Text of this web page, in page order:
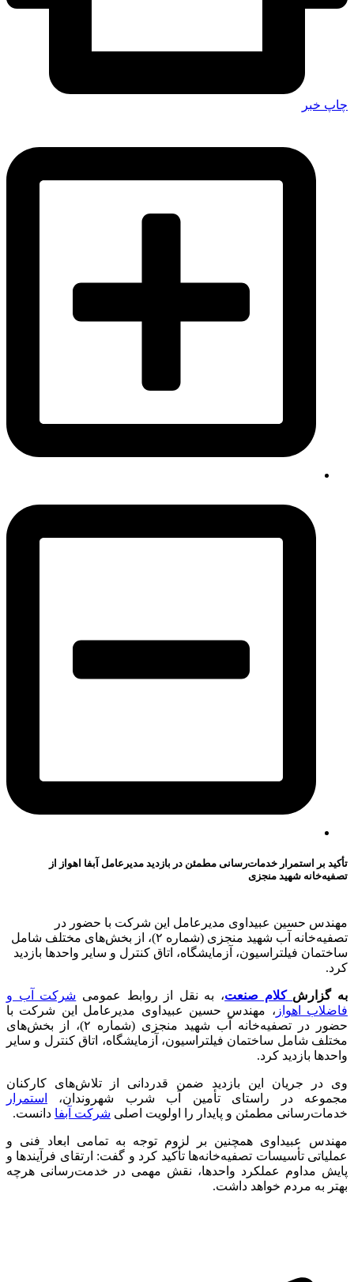
چاپ خبر
تأکید بر استمرار خدمات‌رسانی مطمئن در بازدید مدیرعامل آبفا اهواز از
تصفیه‌خانه شهید منجزی
مهندس حسین عبیداوی مدیرعامل این شرکت با حضور در
تصفیه‌خانه آب شهید منجزی (شماره ۲)، از بخش‌های مختلف شامل
ساختمان فیلتراسیون، آزمایشگاه، اتاق کنترل و سایر واحدها بازدید
کرد.
به گزارش کلام صنعت، به نقل از روابط عمومی شرکت آب و
فاضلاب اهواز ، مهندس حسین عبیداوی مدیرعامل این شرکت با
حضور در تصفیه‌خانه آب شهید منجزی (شماره ۲)، از بخش‌های
مختلف شامل ساختمان فیلتراسیون، آزمایشگاه، اتاق کنترل و سایر
واحدها بازدید کرد.
وی در جریان این بازدید ضمن قدردانی از تلاش‌های کارکنان
مجموعه در راستای تأمین آب شرب شهروندان،
استمرار
خدمات‌رسانی مطمئن و پایدار را اولویت اصلی شرکت آبفا دانست.
مهندس عبیداوی همچنین بر لزوم توجه به تمامی ابعاد فنی و
عملیاتی تأسیسات تصفیه‌خانه‌ها تأکید کرد و گفت: ارتقای فرآیندها و
پایش مداوم عملکرد واحدها، نقش مهمی در خدمت‌رسانی هرچه
بهتر به مردم خواهد داشت.